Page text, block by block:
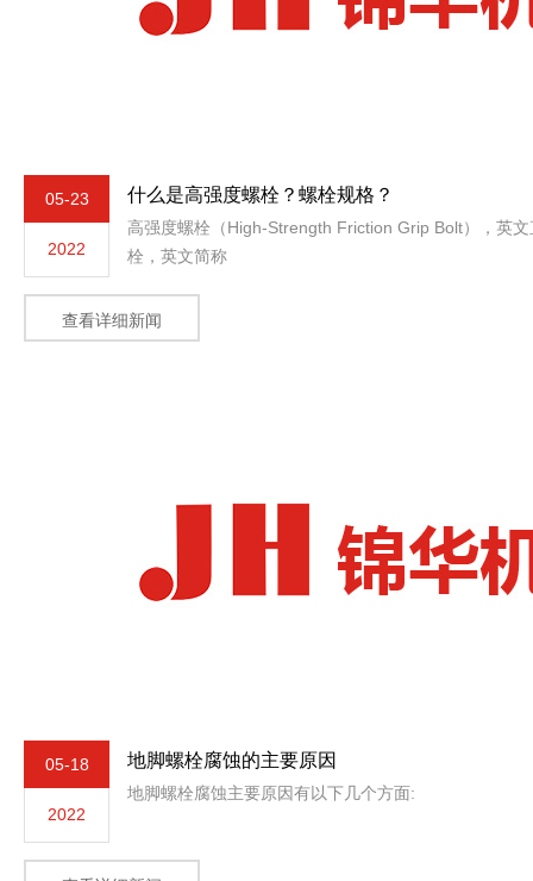
05-23
2022
什么是高强度螺栓？螺栓规格？
高强度螺栓（High-Strength Friction Grip Bolt），英
栓，英文简称
查看详细新闻
05-18
2022
地脚螺栓腐蚀的主要原因
地脚螺栓腐蚀主要原因有以下几个方面: